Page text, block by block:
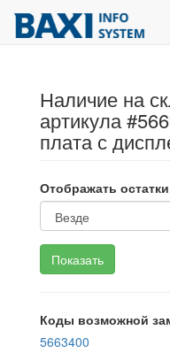
Наличие на
артикула
плата с
Отображать остатки
Коды возможной
5663400